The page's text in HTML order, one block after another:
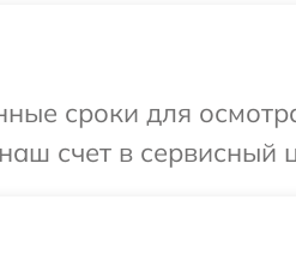
сроки для
счет в сервисный